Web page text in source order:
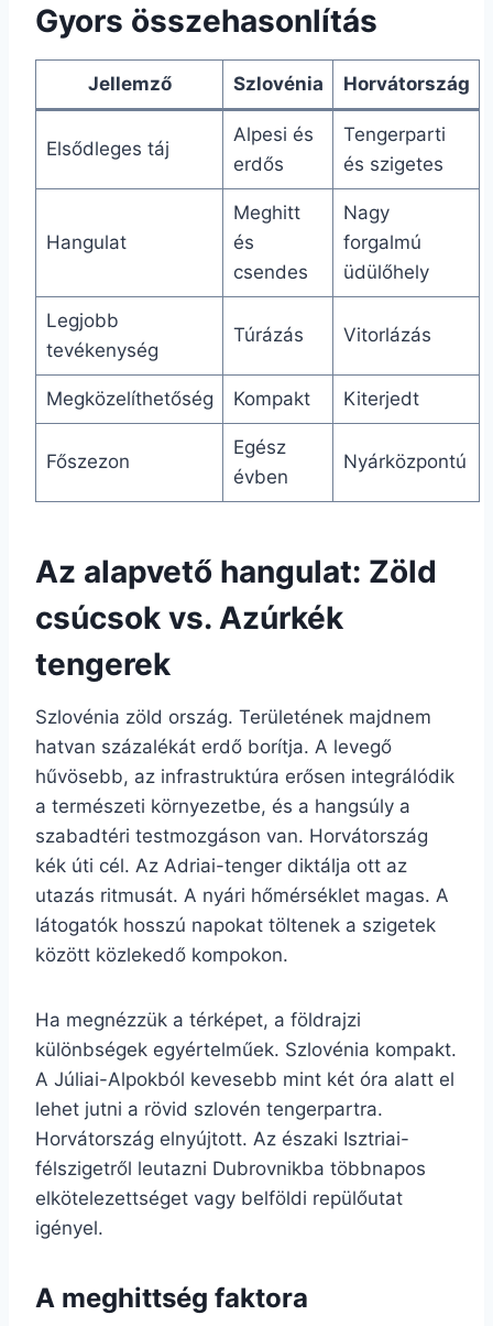
Gyors összehasonlítás
Jellemző Szlovénia Horvátország
Elsődleges táj
Alpesi és
erdős
Tengerparti
és szigetes
Hangulat
Meghitt
és
csendes
Nagy
forgalmú
üdülőhely
Legjobb
tevékenység
Túrázás Vitorlázás
Megközelíthetőség Kompakt Kiterjedt
Főszezon
Egész
évben
Nyárközpontú
Az alapvető hangulat: Zöld
csúcsok vs. Azúrkék
tengerek
Szlovénia zöld ország. Területének majdnem
hatvan százalékát erdő borítja. A levegő
hűvösebb, az infrastruktúra erősen integrálódik
a természeti környezetbe, és a hangsúly a
szabadtéri testmozgáson van. Horvátország
kék úti cél. Az Adriai-tenger diktálja ott az
utazás ritmusát. A nyári hőmérséklet magas. A
látogatók hosszú napokat töltenek a szigetek
között közlekedő kompokon.
Ha megnézzük a térképet, a földrajzi
különbségek egyértelműek. Szlovénia kompakt.
A Júliai-Alpokból kevesebb mint két óra alatt el
lehet jutni a rövid szlovén tengerpartra.
Horvátország elnyújtott. Az északi Isztriai-
félszigetről leutazni Dubrovnikba többnapos
elkötelezettséget vagy belföldi repülőutat
igényel.
A meghittség faktora